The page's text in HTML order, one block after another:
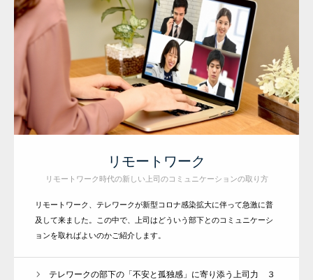
リモートワーク
リモートワーク時代の新しい上司のコミュニケーションの取り方
リモートワーク、テレワークが新型コロナ感染拡大に伴って急激に普
及して来ました。この中で、上司はどういう部下とのコミュニケーシ
ョンを取ればよいのかご紹介します。
テレワークの部下の「不安と孤独感」に寄り添う上司力 ３